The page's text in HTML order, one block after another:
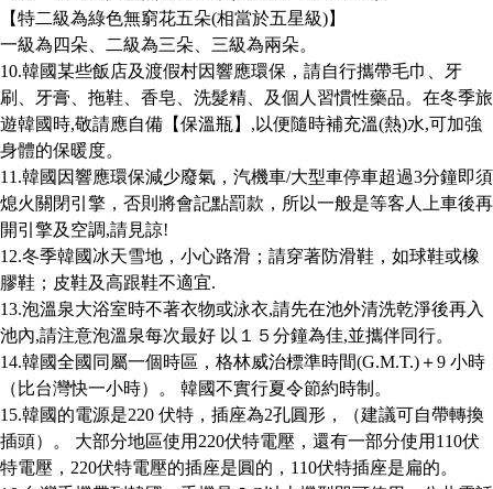
【特二級為綠色無窮花五朵(相當於五星級)】
一級為四朵、二級為三朵、三級為兩朵。
10.韓國某些飯店及渡假村因響應環保，請自行攜帶毛巾、牙
刷、牙膏、拖鞋、香皂、洗髮精、及個人習慣性藥品。在冬季旅
遊韓國時,敬請應自備【保溫瓶】 , 以便隨時補充溫(熱)水,可加強
身體的保暖度。
11.韓國因響應環保減少廢氣，汽機車/大型車停車超過3分鐘即須
熄火關閉引擎，否則將會記點罰款，所以一般是等客人上車後再
開引擎及空調,請見諒!
12.冬季韓國冰天雪地，小心路滑；請穿著防滑鞋，如球鞋或橡
膠鞋；皮鞋及高跟鞋不適宜.
13.泡溫泉大浴室時不著衣物或泳衣,請先在池外清洗乾淨後再入
池內,請注意泡溫泉每次最好 以１５分鐘為佳,並攜伴同行。
14.韓國全國同屬一個時區，格林威治標準時間(G.M.T.)＋9 小時
（比台灣快一小時）。
韓國不實行夏令節約時制。
15.韓國的電源是220 伏特，插座為2孔圓形，（建議可自帶轉換
插頭）。
大部分地區使用 220伏特電壓，還有一部分使用 110伏
特電壓， 220伏特電壓的插座是圓的， 110伏特插座是扁的。